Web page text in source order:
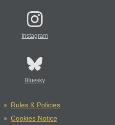
Instagram
Bluesky
Rules & Policies
Cookies Notice